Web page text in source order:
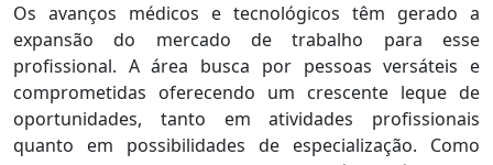
Os avanços médicos e tecnológicos têm gerado a
expansão do mercado de trabalho para esse
profissional. A área busca por pessoas versáteis e
comprometidas oferecendo um crescente leque de
oportunidades, tanto em atividades profissionais
quanto em possibilidades de especialização. Como